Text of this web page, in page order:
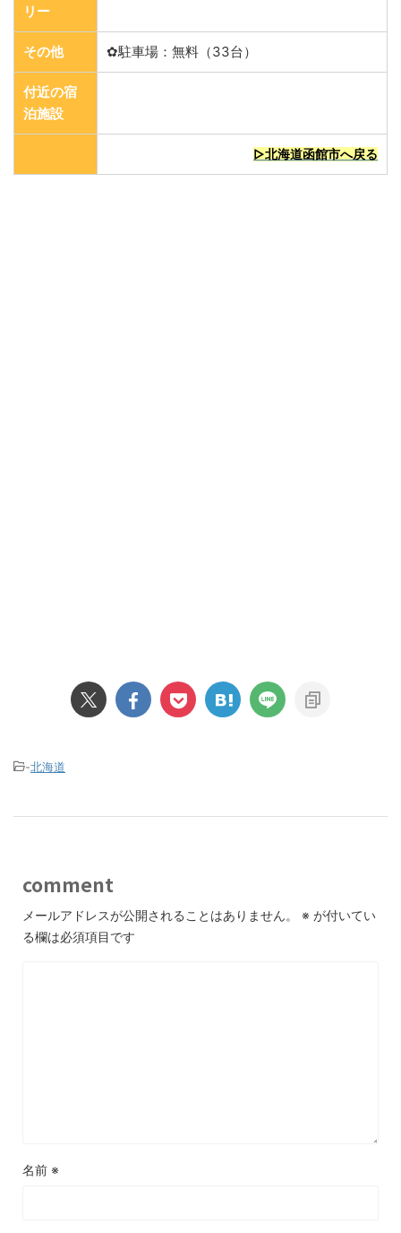
リー
その他 ✿駐車場：無料（33台）
付近の宿
泊施設
▷北海道函館市へ戻る
-北海道
comment
メールアドレスが公開されることはありません。 ※ が付いてい
る欄は必須項目です
名前 ※